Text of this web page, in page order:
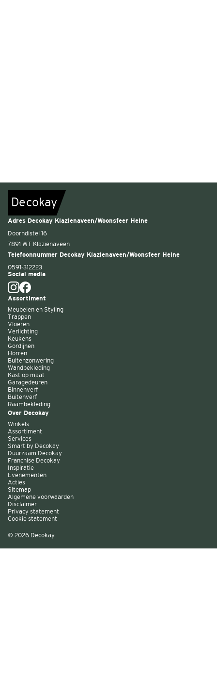
Decokay
Adres Decokay Klazienaveen/Woonsfeer Heine
Doorndistel 16
7891 WT Klazienaveen
Telefoonnummer Decokay Klazienaveen/Woonsfeer Heine
0591-312223
Social media
Assortiment
Meubelen en Styling
Trappen
Vloeren
Verlichting
Keukens
Gordijnen
Horren
Buitenzonwering
Wandbekleding
Kast op maat
Garagedeuren
Binnenverf
Buitenverf
Raambekleding
Over Decokay
Winkels
Assortiment
Services
Smart by Decokay
Duurzaam Decokay
Franchise Decokay
Inspiratie
Evenementen
Acties
Sitemap
Algemene voorwaarden
Disclaimer
Privacy statement
Cookie statement
© 2026 Decokay